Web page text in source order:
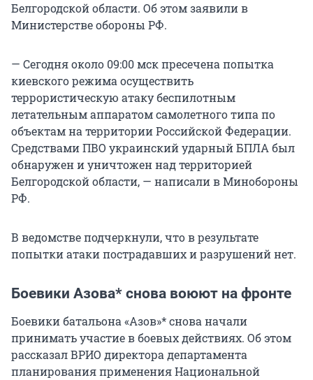
Белгородской области. Об этом заявили в
Министерстве обороны РФ.
— Сегодня около 09:00 мск пресечена попытка
киевского режима осуществить
террористическую атаку беспилотным
летательным аппаратом самолетного типа по
объектам на территории Российской Федерации.
Средствами ПВО украинский ударный БПЛА был
обнаружен и уничтожен над территорией
Белгородской области, — написали в Минобороны
РФ.
В ведомстве подчеркнули, что в результате
попытки атаки пострадавших и разрушений нет.
Боевики Азова* снова воюют на фронте
Боевики батальона «Азов»* снова начали
принимать участие в боевых действиях. Об этом
рассказал ВРИО директора департамента
планирования применения Национальной